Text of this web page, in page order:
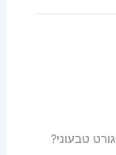
טבעוני?